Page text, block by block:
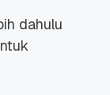
dahulu